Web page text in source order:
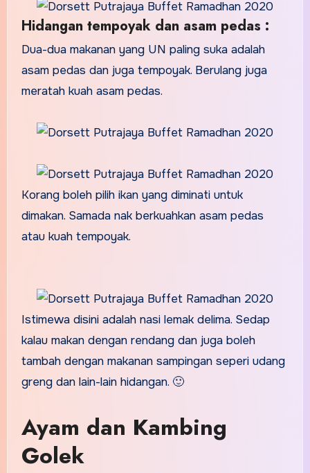
Hidangan tempoyak dan asam pedas :
Dua-dua makanan yang UN paling suka adalah
asam pedas dan juga tempoyak. Berulang juga
meratah kuah asam pedas.
Korang boleh pilih ikan yang diminati untuk
dimakan. Samada nak berkuahkan asam pedas
atau kuah tempoyak.
Istimewa disini adalah nasi lemak delima. Sedap
kalau makan dengan rendang dan juga boleh
tambah dengan makanan sampingan seperi udang
greng dan lain-lain hidangan. 🙂
Ayam dan Kambing
Golek